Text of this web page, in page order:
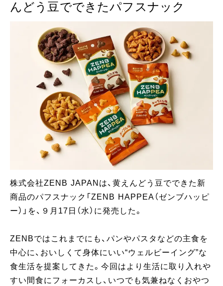
んどう豆でできたパフスナック
株式会社ZENB JAPANは、黄えんどう豆でできた新
商品のパフスナック「ZENB HAPPEA（ゼンブハッピ
ー）」を、９月17日（水）に発売した。
ZENBではこれまでにも、パンやパスタなどの主食を
中心に、おいしくて身体にいい“ウェルビーイング”な
食生活を提案してきた。今回はより生活に取り入れや
すい間食にフォーカスし、いつでも気兼ねなくおやつ